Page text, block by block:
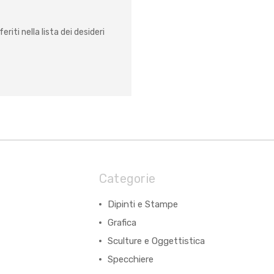
nella lista dei desideri
Categorie
Dipinti e Stampe
Grafica
Sculture e Oggettistica
Specchiere